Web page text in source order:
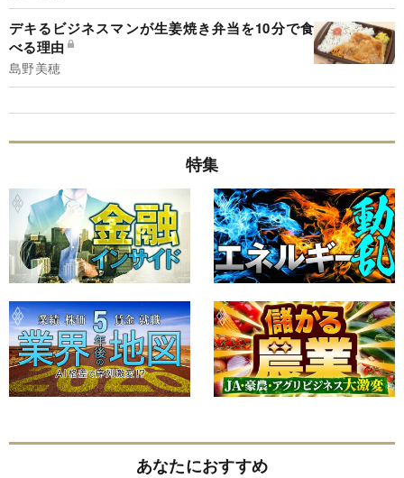
デキるビジネスマンが生姜焼き弁当を10分で食
べる理由
島野美穂
特集
あなたにおすすめ